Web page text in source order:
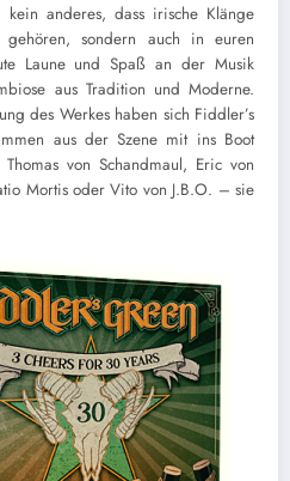
anderes, dass irische Klänge
sondern auch in euren
Laune und Spaß an der Musik
aus Tradition und Moderne.
des Werkes haben sich Fiddler’s
aus der Szene mit ins Boot
von Schandmaul, Eric von
Mortis oder Vito von J.B.O. – sie